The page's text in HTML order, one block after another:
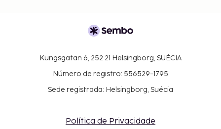
Kungsgatan 6, 252 21 Helsingborg, SUÉCIA
Número de registro: 556529-1795
Sede registrada: Helsingborg, Suécia
Política de Privacidade